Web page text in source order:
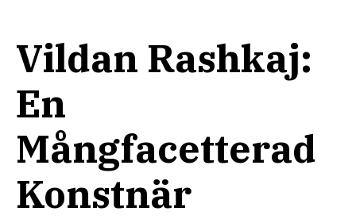
Vildan Rashkaj:
En
Mångfacetterad
Konstnär